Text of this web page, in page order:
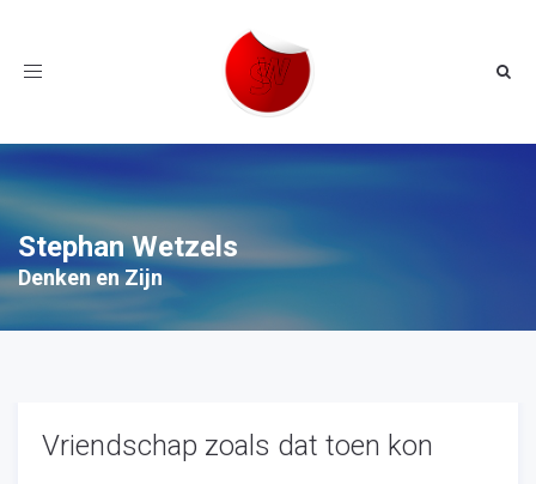
Toggle
Stephan Wetzels
Denken en Zijn
Vriendschap zoals dat toen kon